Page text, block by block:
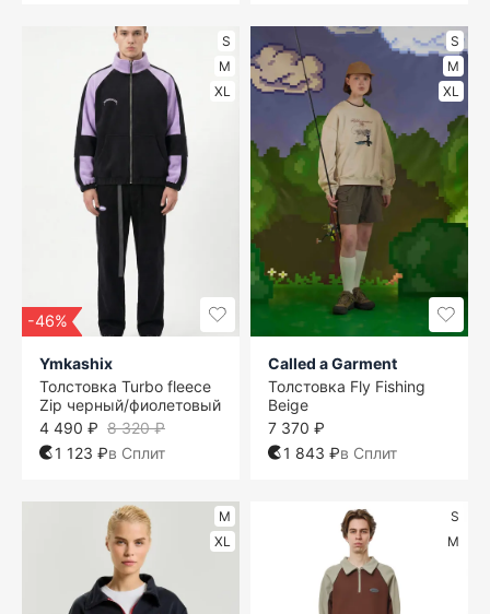
S
M
XL
-46%
Ymkashix
Толстовка Turbo fleece
Zip черный/фиолетовый
8 320 ₽
4 490 ₽
1 123 ₽в Сплит
S
M
XL
Called a Garment
Толстовка Fly Fishing
Beige
7 370 ₽
1 843 ₽в Сплит
M
XL
S
M